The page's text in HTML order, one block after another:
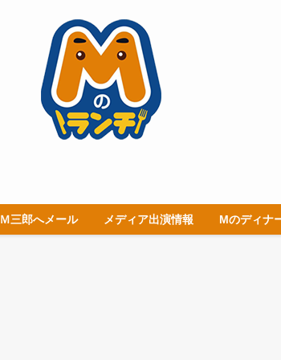
Ｍ三郎へメール メディア出演情報 Mのディナ